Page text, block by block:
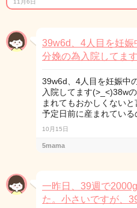
11月6日
39w6d、4人目を妊
分娩の為入院してま
39w6d、4人目を妊娠中
入院してます(>_<)38w
まれてもおかしくない
予定日前に産まれてい
10月15日
5mama
一昨日、39週で
た。小さいですが、